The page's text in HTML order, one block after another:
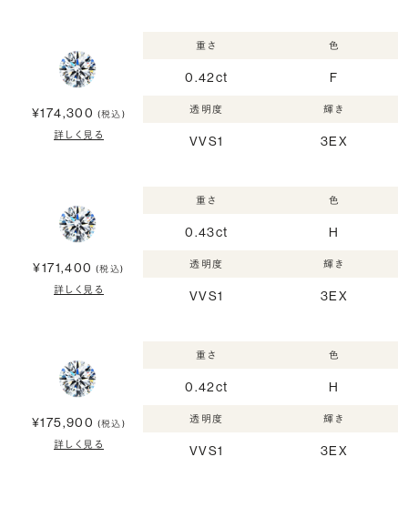
¥174,300 (税込)
詳しく見る
重さ
0.42ct
色
F
透明度
VVS1
輝き
3EX
¥171,400 (税込)
詳しく見る
重さ
0.43ct
色
H
透明度
VVS1
輝き
3EX
¥175,900 (税込)
詳しく見る
重さ
0.42ct
色
H
透明度
VVS1
輝き
3EX